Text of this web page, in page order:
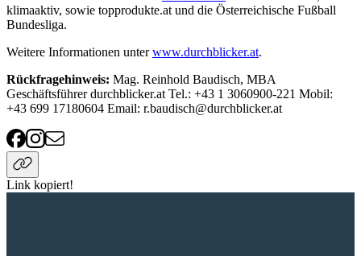
klimaaktiv, sowie topprodukte.at und die Österreichische Fußball
Bundesliga.
Weitere Informationen unterwww.durchblicker.at.
Rückfragehinweis: Mag. Reinhold Baudisch, MBA
Geschäftsführer durchblicker.at Tel.: +43 1 3060900-221 Mobil:
+43 699 17180604 Email: r.baudisch@durchblicker.at
Link kopiert!